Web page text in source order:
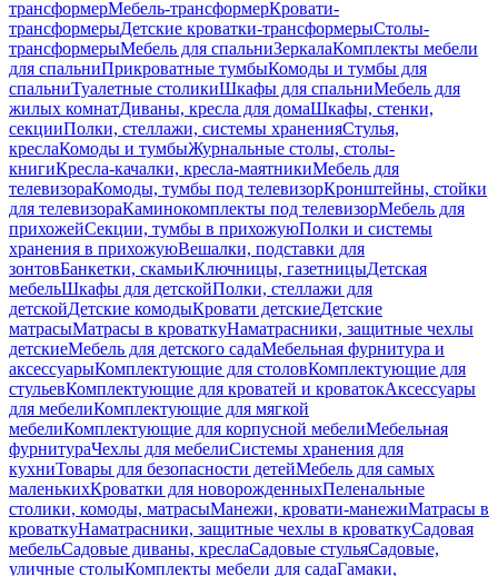
трансформерМебель-трансформерКровати-
трансформерыДетские кроватки-трансформерыСтолы-
трансформерыМебель для спальниЗеркалаКомплекты мебели
для спальниПрикроватные тумбыКомоды и тумбы для
спальниТуалетные столикиШкафы для спальниМебель для
жилых комнатДиваны, кресла для домаШкафы, стенки,
секцииПолки, стеллажи, системы храненияСтулья,
креслаКомоды и тумбыЖурнальные столы, столы-
книгиКресла-качалки, кресла-маятникиМебель для
телевизораКомоды, тумбы под телевизорКронштейны, стойки
для телевизораКаминокомплекты под телевизорМебель для
прихожейСекции, тумбы в прихожуюПолки и системы
хранения в прихожуюВешалки, подставки для
зонтовБанкетки, скамьиКлючницы, газетницыДетская
мебельШкафы для детскойПолки, стеллажи для
детскойДетские комодыКровати детскиеДетские
матрасыМатрасы в кроваткуНаматрасники, защитные чехлы
детскиеМебель для детского садаМебельная фурнитура и
аксессуарыКомплектующие для столовКомплектующие для
стульевКомплектующие для кроватей и кроватокАксессуары
для мебелиКомплектующие для мягкой
мебелиКомплектующие для корпусной мебелиМебельная
фурнитураЧехлы для мебелиСистемы хранения для
кухниТовары для безопасности детейМебель для самых
маленькихКроватки для новорожденныхПеленальные
столики, комоды, матрасыМанежи, кровати-манежиМатрасы в
кроваткуНаматрасники, защитные чехлы в кроваткуСадовая
мебельСадовые диваны, креслаСадовые стульяСадовые,
уличные столыКомплекты мебели для садаГамаки,